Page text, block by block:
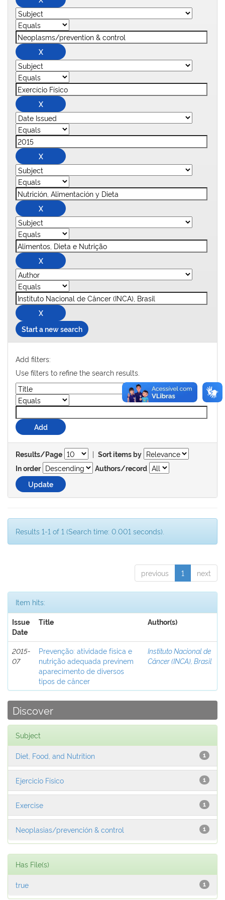
Start a new search
Add filters:
Use filters to refine the search results.
Results/Page | Sort items by
In order
Authors/record
Results 1-1 of 1 (Search time: 0.001 seconds).
previous 1 next
Item hits:
Issue
Date
Title Author(s)
2015-
07
Prevenção: atividade física e
nutrição adequada previnem
aparecimento de diversos
tipos de câncer
Instituto Nacional de
Câncer (INCA), Brasil
Discover
Subject
1
Diet, Food, and Nutrition
1
Ejercicio Físico
1
Exercise
1
Neoplasias/prevención & control
Has File(s)
1
true